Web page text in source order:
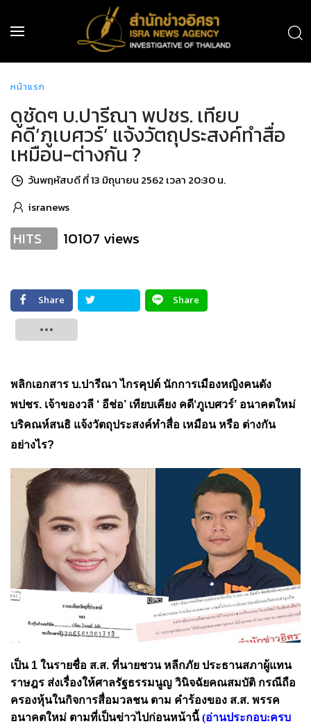
หน้าแรก
ดูชัดๆ บ.ปารีณา พปชร. เทียบ
คดี‘ภูเบศวร์’ แจ้งวัตถุประสงค์ทำสื่อ
เหมือน-ต่างกัน ?
วันพฤหัสบดี ที่ 13 มิถุนายน 2562 เวลา 20:30 น.
isranews
HITS 10107 views
Share
Share
พลิกเอกสาร บ.ปารีณา ไกรคุปต์ นักการเมืองหญิงคนดัง
พปชร. เจ้าของวลี ‘ อีช่อ’ เทียบเคียง คดี‘ภูเบศวร์’ อนาคตใหม่
บริคณห์สนธิ แจ้งวัตถุประสงค์ทำสื่อ เหมือน หรือ ต่างกัน
อย่างไร?
เป็น 1 ในรายชื่อ ส.ส. ที่นายชวน หลีกภัย ประธานสภาผู้แทน
ราษฎร ส่งเรื่องให้ศาลรัฐธรรมนูญ วินิจฉัยคณสมบัติ กรณีถือ
ครองหุ้นในกิจการสื่อมวลชน ตาม คำร้องของ ส.ส. พรรค
อนาคตใหม่ ตามที่เป็นข่าวไปก่อนหน้านี้ (อ่านประกอบ:ครบ